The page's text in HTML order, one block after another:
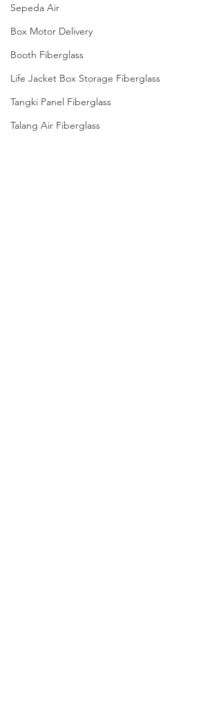
Sepeda Air
Box Motor Delivery
Booth Fiberglass
Life Jacket Box Storage Fiberglass
Tangki Panel Fiberglass
Talang Air Fiberglass